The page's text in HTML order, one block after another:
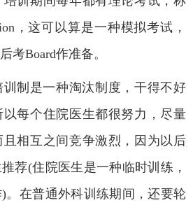
，这可以算是一种模拟考试，
考Board作准备。
制是一种淘汰制度，干得不好
每个住院医生都很努力，尽量
相互之间竞争激烈，因为以后
荐(住院医生是一种临时训练，
)。在普通外科训练期间，还要轮